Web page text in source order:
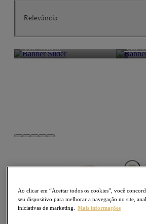
Relevância
Ver mais Ver
Ao clicar em “Aceitar todos os cookies”, você
seu dispositivo para melhorar a navegação no site,
iniciativas de marketing.
Mais informações